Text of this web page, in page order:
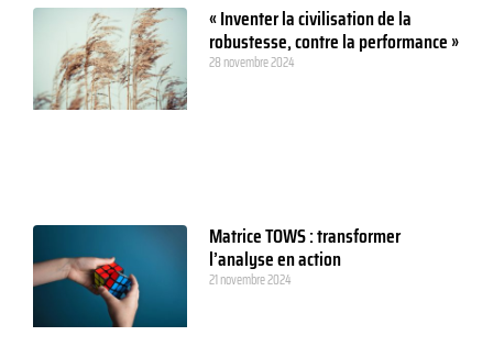
« Inventer la civilisation de la
robustesse, contre la performance »
28 novembre 2024
Matrice TOWS : transformer
l’analyse en action
21 novembre 2024